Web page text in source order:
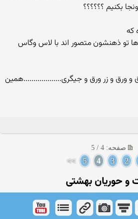
بکنیم ؟؟؟؟؟؟
که
تو ذهنشون متصور اند با لاس وگاس
و ورق و زر ورق و جیگری...................همین
صفحه: 4 / 5
2
3
4
5
>>
و حوریان بهشتی